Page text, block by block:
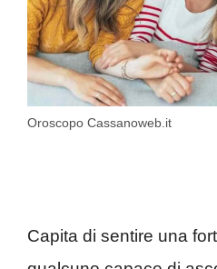
Oroscopo Cassanoweb.it
Capita di sentire una